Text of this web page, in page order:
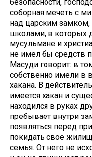
безопасности,
соборная мечеть с
над царским замком,
школами, в которых
мусульмане и
не имел бы средств
Масуди говорит: в
собственно имели в
хакана. В
имеется хакан и
находился в руках
пребывает внутри
появляться перед
покидать свое
семья. От него не